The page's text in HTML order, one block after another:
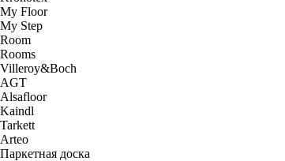
My Floor
My Step
Room
Rooms
Villeroy&Boch
AGT
Alsafloor
Kaindl
Tarkett
Arteo
Паркетная доска